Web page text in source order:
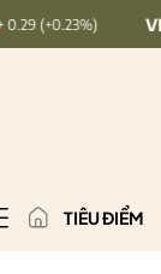
VN30:1,911.09
TIÊU ĐIỂM